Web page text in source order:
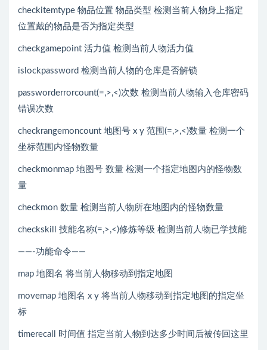
checkitemtype 物品位置 物品类型 检测当前人物身上指定
位置戴的物品是否为指定类型
checkgamepoint 活力值 检测当前人物活力值
islockpassword 检测当前人物的仓库是否解锁
passworderrorcount(=,>,<)次数 检测当前人物输入仓库密码
错误次数
checkrangemoncount 地图号 x y 范围(=,>,<)数量 检测一个
坐标范围内怪物数量
checkmonmap 地图号 数量 检测一个指定地图内的怪物数
量
checkmon 数量 检测当前人物所在地图内的怪物数量
checkskill 技能名称(=,>,<)修炼等级 检测当前人物已学技能
——-功能命令——
map 地图名 将当前人物移动到指定地图
movemap 地图名 x y 将当前人物移动到指定地图的指定坐
标
timerecall 时间值 指定当前人物到达多少时间后被传回这里